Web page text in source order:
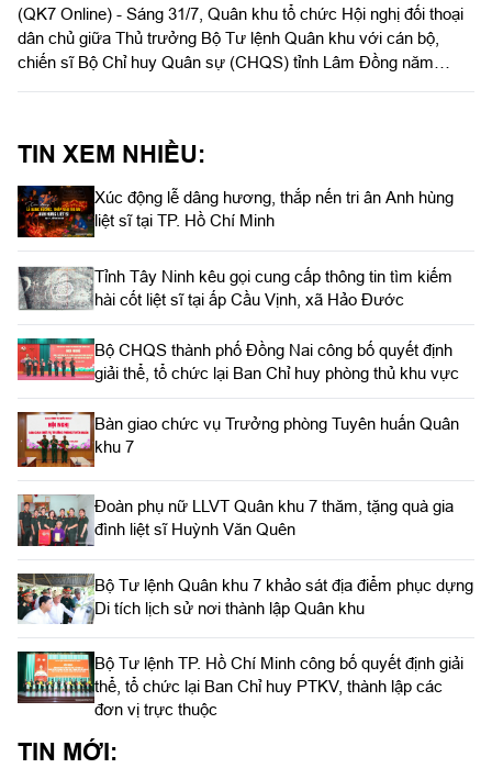
(QK7 Online) - Sáng 31/7, Quân khu tổ chức Hội nghị đối thoại
dân chủ giữa Thủ trưởng Bộ Tư lệnh Quân khu với cán bộ,
chiến sĩ Bộ Chỉ huy Quân sự (CHQS) tỉnh Lâm Đồng năm
TIN XEM NHIỀU:
Xúc động lễ dâng hương, thắp nến tri ân Anh hùng
liệt sĩ tại TP. Hồ Chí Minh
Tỉnh Tây Ninh kêu gọi cung cấp thông tin tìm kiếm
hài cốt liệt sĩ tại ấp Cầu Vịnh, xã Hảo Đước
Bộ CHQS thành phố Đồng Nai công bố quyết định
giải thể, tổ chức lại Ban Chỉ huy phòng thủ khu vực
Bàn giao chức vụ Trưởng phòng Tuyên huấn Quân
khu 7
Đoàn phụ nữ LLVT Quân khu 7 thăm, tặng quà gia
đình liệt sĩ Huỳnh Văn Quên
Bộ Tư lệnh Quân khu 7 khảo sát địa điểm phục dựng
Di tích lịch sử nơi thành lập Quân khu
Bộ Tư lệnh TP. Hồ Chí Minh công bố quyết định giải
thể, tổ chức lại Ban Chỉ huy PTKV, thành lập các
đơn vị trực thuộc
TIN MỚI: